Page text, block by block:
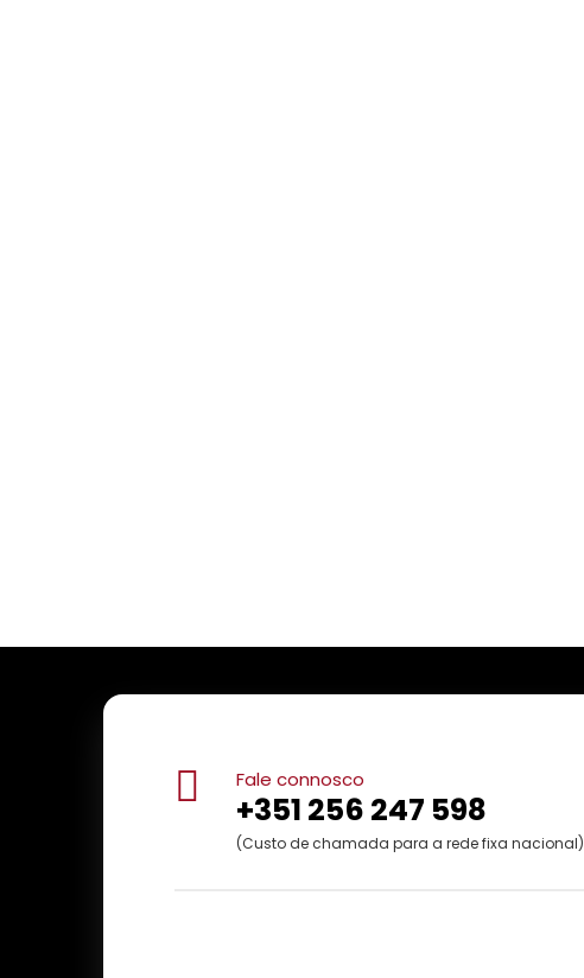
Fale connosco
+351 256 247 598
(Custo de chamada para a rede fixa nacional)